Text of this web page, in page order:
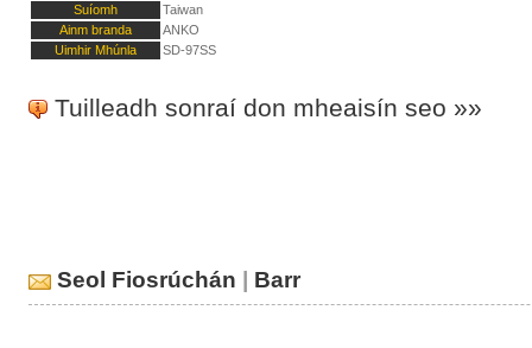
Suíomh
Taiwan
Ainm branda
ANKO
Uimhir Mhúnla
SD-97SS
Tuilleadh sonraí don mheaisín seo »»
Seol Fiosrúchán | Barr